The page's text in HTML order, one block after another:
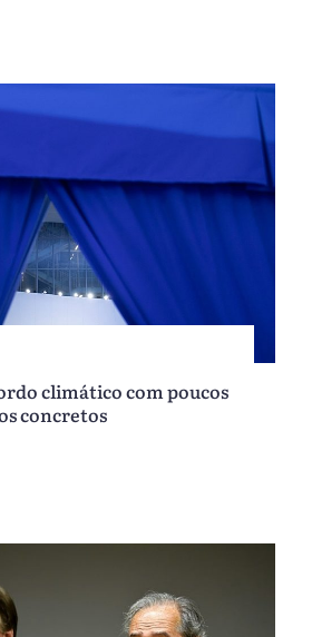
climático com poucos
concretos